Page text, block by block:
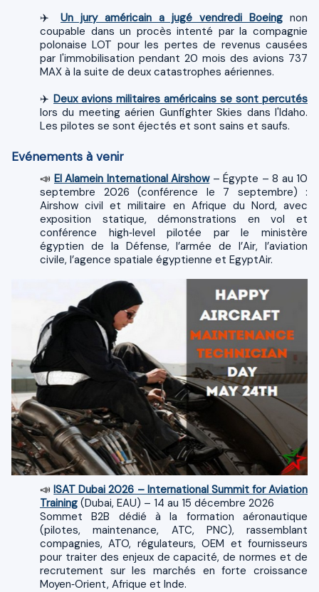
✈️ Un jury américain a jugé vendredi Boeing non
coupable dans un procès intenté par la compagnie
polonaise LOT pour les pertes de revenus causées
par l'immobilisation pendant 20 mois des avions 737
MAX à la suite de deux catastrophes aériennes.
✈️ Deux avions militaires américains se sont percutés
lors du meeting aérien Gunfighter Skies dans l'Idaho.
Les pilotes se sont éjectés et sont sains et saufs.
Evénements à venir
El Alamein International Airshow– Égypte – 8 au 10
septembre 2026 (conférence le 7 septembre) :
Airshow civil et militaire en Afrique du Nord, avec
exposition statique, démonstrations en vol et
conférence high‑level pilotée par le ministère
égyptien de la Défense, l’armée de l’Air, l’aviation
civile, l’agence spatiale égyptienne et EgyptAir.
ISAT Dubai 2026 – International Summit for Aviation
Training (Dubai, EAU) – 14 au 15 décembre 2026
Sommet B2B dédié à la formation aéronautique
(pilotes, maintenance, ATC, PNC), rassemblant
compagnies, ATO, régulateurs, OEM et fournisseurs
pour traiter des enjeux de capacité, de normes et de
recrutement sur les marchés en forte croissance
Moyen‑Orient, Afrique et Inde.